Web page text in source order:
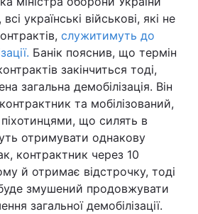
українські військові, які не
служитимуть до
Банік пояснив, що термін
закінчиться тоді,
загальна демобілізація. Він
та мобілізований,
що силять в
отримувати однакову
контрактник через 10
й отримає відстрочку, тоді
змушений продовжувати
загальної демобілізації.